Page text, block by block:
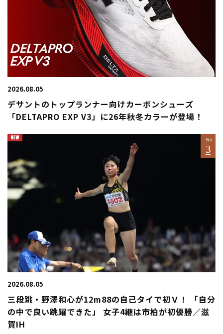
2026.08.05
デサントのトップランナー向けカーボンシューズ
「DELTAPRO EXP V3」に26年秋冬カラーが登場！
2026.08.05
三段跳・野澤和心が12m88の自己タイで初Ｖ！ 「自分
の中で良い跳躍できた」 女子4継は市柏が初優勝／滋
賀IH